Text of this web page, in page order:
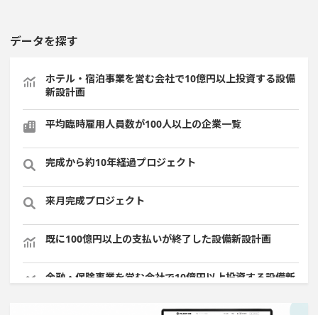
データを探す
ホテル・宿泊事業を営む会社で10億円以上投資する設備
新設計画
平均臨時雇用人員数が100人以上の企業一覧
完成から約10年経過プロジェクト
来月完成プロジェクト
既に100億円以上の支払いが終了した設備新設計画
金融・保険事業を営む会社で10億円以上投資する設備新